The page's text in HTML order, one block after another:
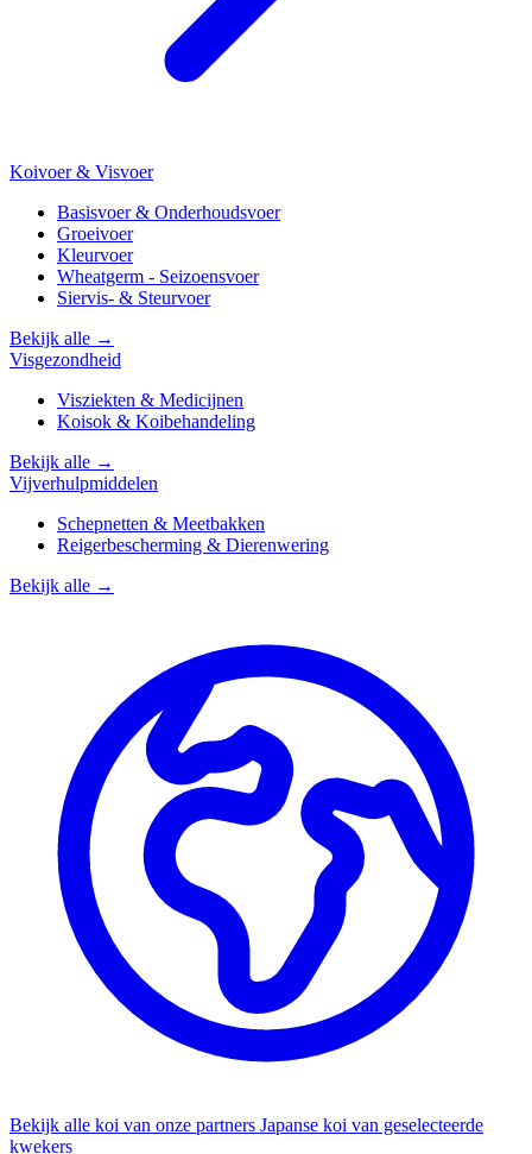
Koivoer & Visvoer
Basisvoer & Onderhoudsvoer
Groeivoer
Kleurvoer
Wheatgerm - Seizoensvoer
Siervis- & Steurvoer
Bekijk alle →
Visgezondheid
Visziekten & Medicijnen
Koisok & Koibehandeling
Bekijk alle →
Vijverhulpmiddelen
Schepnetten & Meetbakken
Reigerbescherming & Dierenwering
Bekijk alle →
Bekijk alle koi van onze partners Japanse koi van geselecteerde
kwekers